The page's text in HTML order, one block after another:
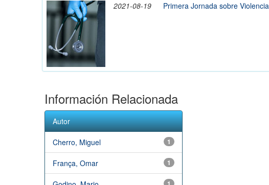
2021-08-19 Primera Jornada sobre
Información Relacionada
Autor
1
Cherro, Miguel
1
França, Omar